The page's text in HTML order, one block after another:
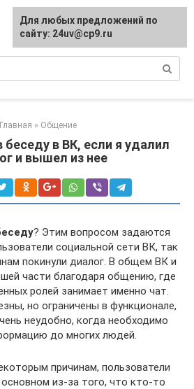
Главная » Общение
беседу в ВК, если я удалил
и вышел из нее
? Этим вопросом задаются
социальной сети ВК, так
покинули диалог. В общем ВК и
части благодаря общению, где
ролей занимает именно чат.
но ограничены в функционале,
неудобно, когда необходимо
до многих людей.
причинам, пользователи
из-за того, что кто-то
Для любых предложений по
сайту: 24uv@cp9.ru